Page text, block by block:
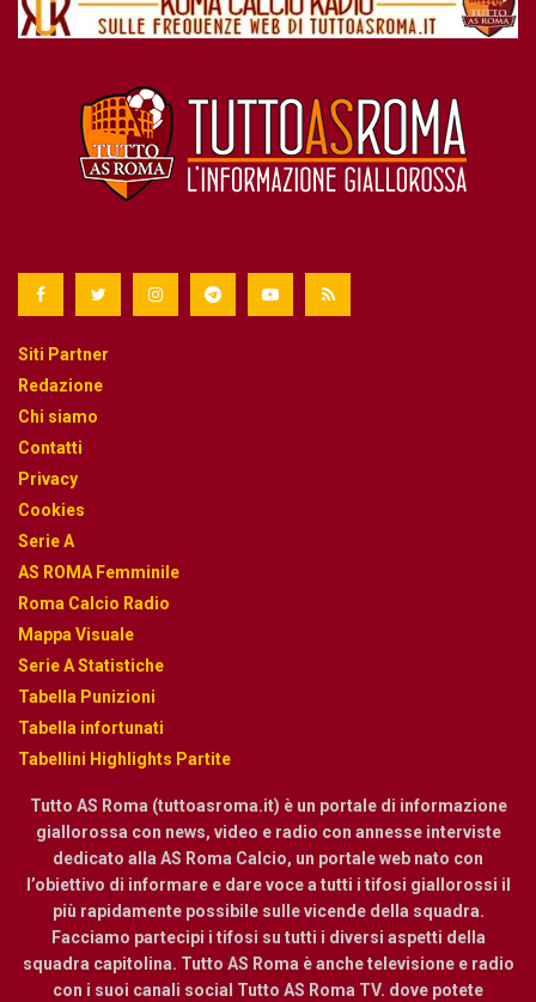
Siti Partner
Redazione
Chi siamo
Contatti
Privacy
Cookies
Serie A
AS ROMA Femminile
Roma Calcio Radio
Mappa Visuale
Serie A Statistiche
Tabella Punizioni
Tabella infortunati
Tabellini Highlights Partite
Tutto AS Roma (tuttoasroma.it) è un portale di informazione
giallorossa con news, video e radio con annesse interviste
dedicato alla AS Roma Calcio, un portale web nato con
l’obiettivo di informare e dare voce a tutti i tifosi giallorossi il
più rapidamente possibile sulle vicende della squadra.
Facciamo partecipi i tifosi su tutti i diversi aspetti della
squadra capitolina. Tutto AS Roma è anche televisione e radio
con i suoi canali social Tutto AS Roma TV. dove potete